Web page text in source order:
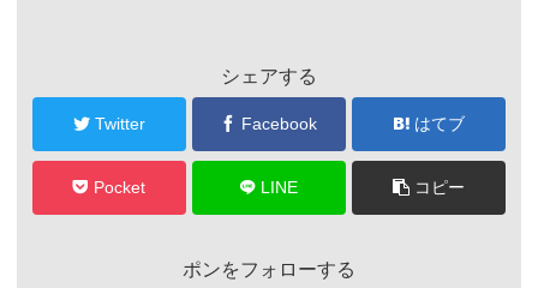
シェアする
Twitter Facebook はてブ
Pocket LINE コピー
ポンをフォローする